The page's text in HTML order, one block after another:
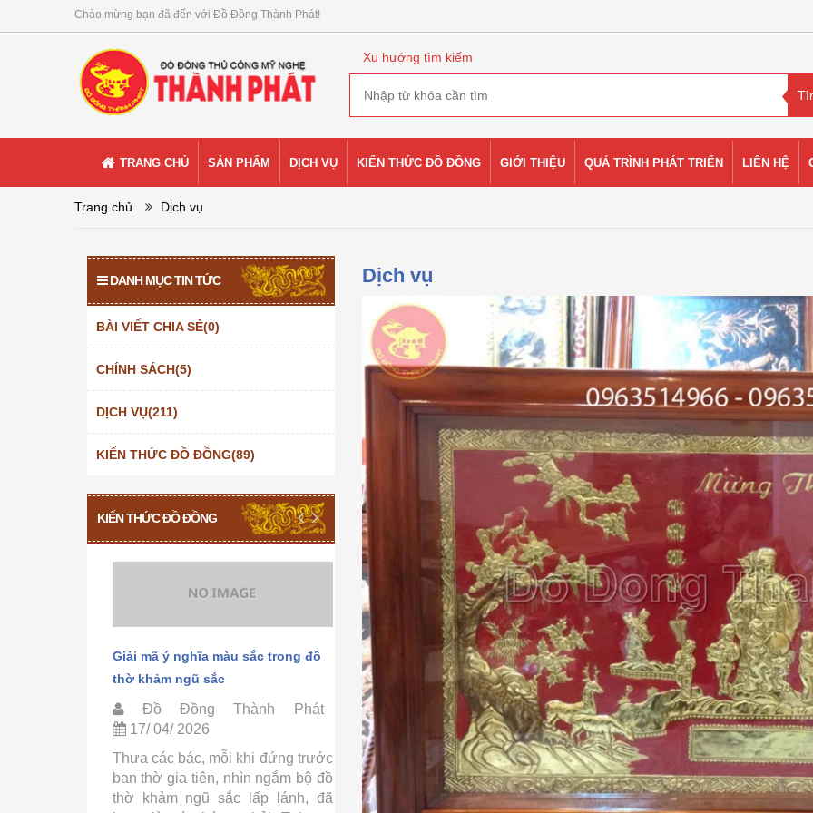
Chào mừng bạn đã đến với Đồ Đồng Thành Phát!
Xu hướng tìm kiếm
TRANG CHỦ SẢN PHẨM DỊCH VỤ KIẾN THỨC ĐỒ ĐỒNG GIỚI THIỆU QUÁ TRÌNH PHÁT TRIỂN LIÊN HỆ
Trang chủ Dịch vụ
DANH MỤC TIN TỨC
BÀI VIẾT CHIA SẺ(0)
CHÍNH SÁCH(5)
DỊCH VỤ(211)
KIẾN THỨC ĐỒ ĐỒNG(89)
KIẾN THỨC ĐỒ ĐỒNG
Giải mã ý nghĩa màu sắc trong đồ
thờ khảm ngũ sắc
Đồ Đồng Thành Phát
17/ 04/ 2026
Thưa các bác, mỗi khi đứng trước
ban thờ gia tiên, nhìn ngắm bộ đồ
thờ khảm ngũ sắc lấp lánh, đã
Quy trình khảm ngũ sắc tại đồ
đồng Thành Phát
Đồ Đồng Thành Phát
15/ 04/ 2026
Thưa các bác, đã bao giờ các bác
tự hỏi tại sao một bộ đỉnh khảm
ngũ sắc lại có giá trị cao gấp
Tư Vấn Phong Thủy Đồ Đồng
Đồ Đồng Thành Phát
06/ 04/ 2026
Trong không gian tâm linh
mỗi gia đình Việt, bộ đồ thờ
đồng không chỉ là vật phẩm
bày đơn thuần, mà còn là 'sợi
Dịch vụ